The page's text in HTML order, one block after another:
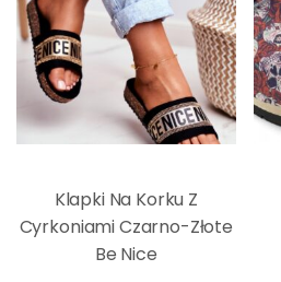
Klapki Na Korku Z
Cyrkoniami Czarno-Złote
Be Nice